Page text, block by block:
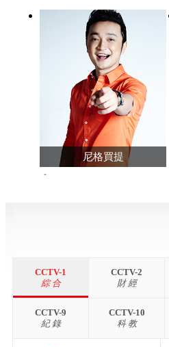
尼格買提
CCTV-1
綜 合
CCTV-2
財 經
CCTV-9
紀 錄
CCTV-10
科 教